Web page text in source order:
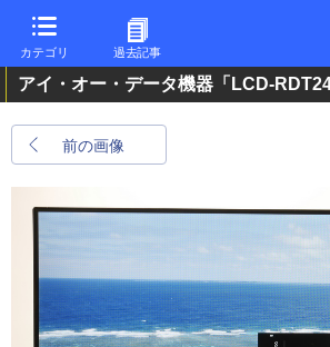
カテゴリ 過去記事
アイ・オー・データ機器「LCD-
前の画像